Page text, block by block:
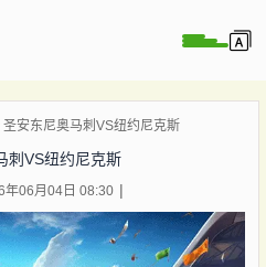
圣安东尼奥马刺VS纽约尼克斯
刺VS纽约尼克斯
年06月04日 08:30